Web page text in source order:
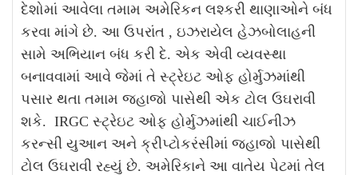
દેશોમાં આવેલા તમામ અમેરિકન લશ્કરી થાણાઓને બંધ
કરવા માંગે છે. આ ઉપરાંત , ઇઝરાયેલ હેઝબોલાહની
સામે અભિયાન બંધ કરી દે. એક એવી વ્યવસ્થા
બનાવવામાં આવે જેમાં તે સ્ટ્રેઇટ ઓફ હોર્મુઝમાંથી
પસાર થતા તમામ જહાજો પાસેથી એક ટોલ ઉઘરાવી
શકે. IRGC સ્ટ્રેઇટ ઓફ હોર્મુઝમાંથી ચાઈનીઝ
કરન્સી યુઆન અને ક્રીપ્ટોકરંસીમાં જહાજો પાસેથી
ટોલ ઉઘરાવી રહ્યું છે. અમેરિકાને આ વાતેય પેટમાં તેલ